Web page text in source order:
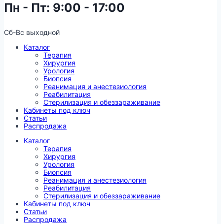
Пн - Пт: 9:00 - 17:00
Сб-Вс выходной
Каталог
Терапия
Хирургия
Урология
Биопсия
Реанимация и анестезиология
Реабилитация
Стерилизация и обеззараживание
Кабинеты под ключ
Статьи
Распродажа
Каталог
Терапия
Хирургия
Урология
Биопсия
Реанимация и анестезиология
Реабилитация
Стерилизация и обеззараживание
Кабинеты под ключ
Статьи
Распродажа